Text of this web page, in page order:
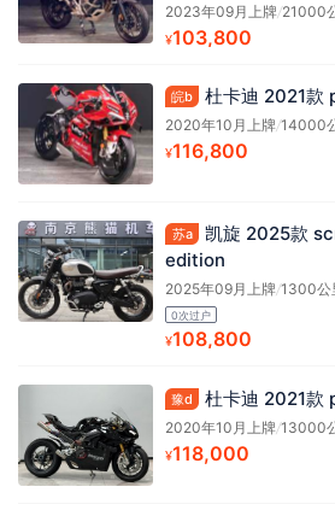
2023年09月上牌/21000
¥103,800
皖b 杜卡迪 2021款
2020年10月上牌/14000
¥116,800
苏a
凯旋 2025款
edition
2025年09月上牌/1300公
0次过户
¥108,800
豫d 杜卡迪 2021款
2020年10月上牌/13000
¥118,000